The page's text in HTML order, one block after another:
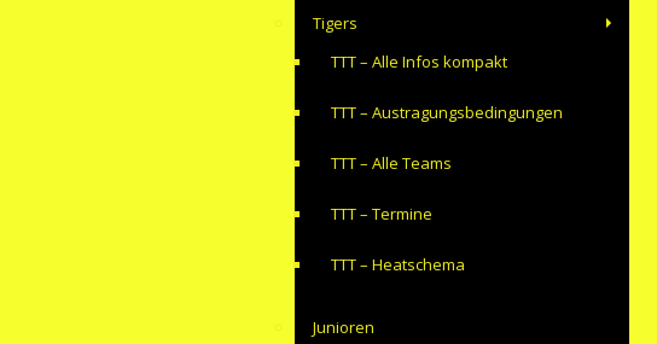
Tigers
TTT – Alle Infos kompakt
TTT – Austragungsbedingungen
TTT – Alle Teams
TTT – Termine
TTT – Heatschema
Junioren